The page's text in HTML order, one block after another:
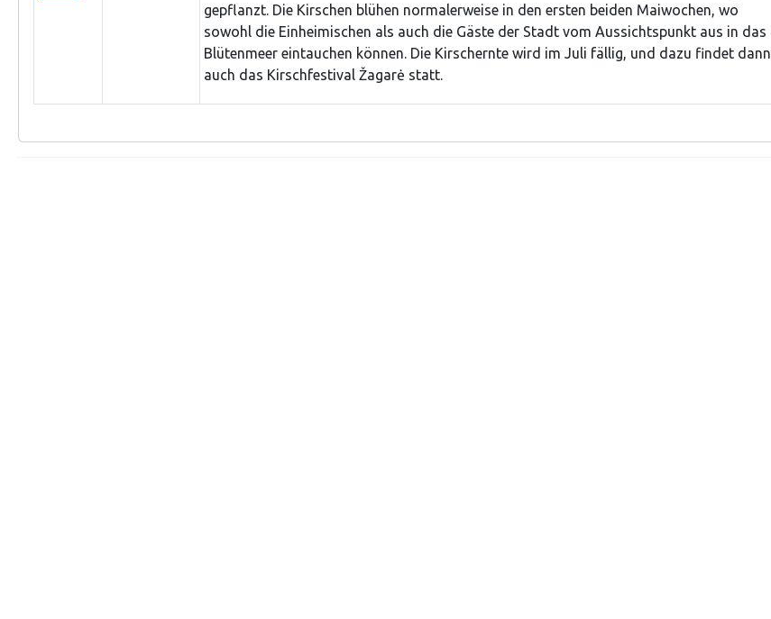
gepflanzt. Die Kirschen blühen normalerweise in den ersten beiden Maiwochen, wo
sowohl die Einheimischen als auch die Gäste der Stadt vom Aussichtspunkt aus in das
Blütenmeer eintauchen können. Die Kirschernte wird im Juli fällig, und dazu findet dann
auch das Kirschfestival Žagarė statt.